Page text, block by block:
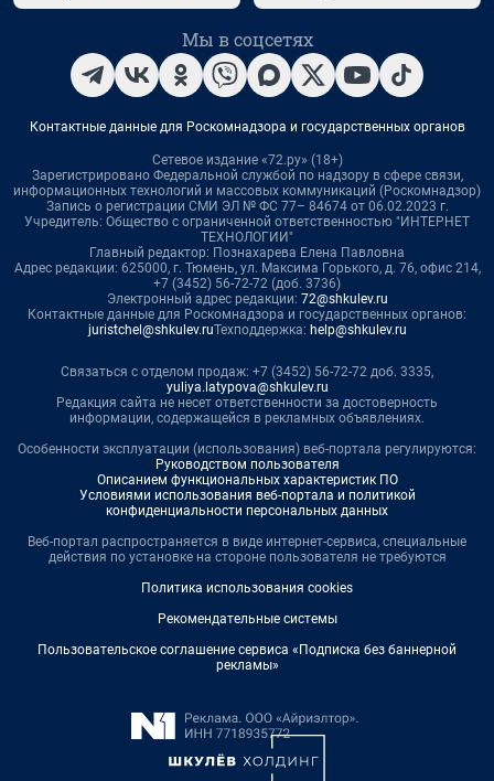
Мы в соцсетях
Контактные данные для Роскомнадзора и государственных органов
Сетевое издание «72.ру» (18+)
Зарегистрировано Федеральной службой по надзору в сфере связи,
информационных технологий и массовых коммуникаций (Роскомнадзор)
Запись о регистрации СМИ ЭЛ № ФС 77– 84674 от 06.02.2023 г.
Учредитель: Общество с ограниченной ответственностью "ИНТЕРНЕТ
ТЕХНОЛОГИИ"
Главный редактор: Познахарева Елена Павловна
Адрес редакции: 625000, г. Тюмень, ул. Максима Горького, д. 76, офис 214,
+7 (3452) 56-72-72 (доб. 3736)
Электронный адрес редакции: 72@shkulev.ru
Контактные данные для Роскомнадзора и государственных органов:
juristchel@shkulev.ruТехподдержка: help@shkulev.ru
Связаться с отделом продаж: +7 (3452) 56-72-72 доб. 3335,
yuliya.latypova@shkulev.ru
Редакция сайта не несет ответственности за достоверность
информации, содержащейся в рекламных объявлениях.
Особенности эксплуатации (использования) веб-портала регулируются:
Руководством пользователя
Описанием функциональных характеристик ПО
Условиями использования веб-портала и политикой
конфиденциальности персональных данных
Веб-портал распространяется в виде интернет-сервиса, специальные
действия по установке на стороне пользователя не требуются
Политика использования cookies
Рекомендательные системы
Пользовательское соглашение сервиса «Подписка без баннерной
рекламы»